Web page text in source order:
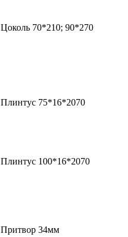
Цоколь 70*210; 90*270
Плинтус 75*16*2070
Плинтус 100*16*2070
Притвор 34мм